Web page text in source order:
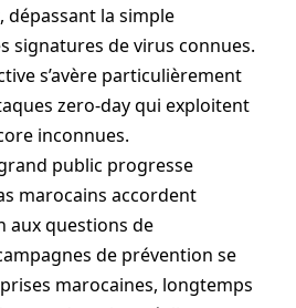
dépassant la simple
signatures de virus connues.
s’avère particulièrement
zero-day qui exploitent
inconnues.
public progresse
marocains accordent
aux questions de
de prévention se
marocaines, longtemps